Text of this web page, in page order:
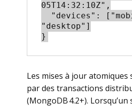
05T14:32:10Z",
"desktop"]
Les mises à jour atomiques
par des transactions
(MongoDB 4.2+).